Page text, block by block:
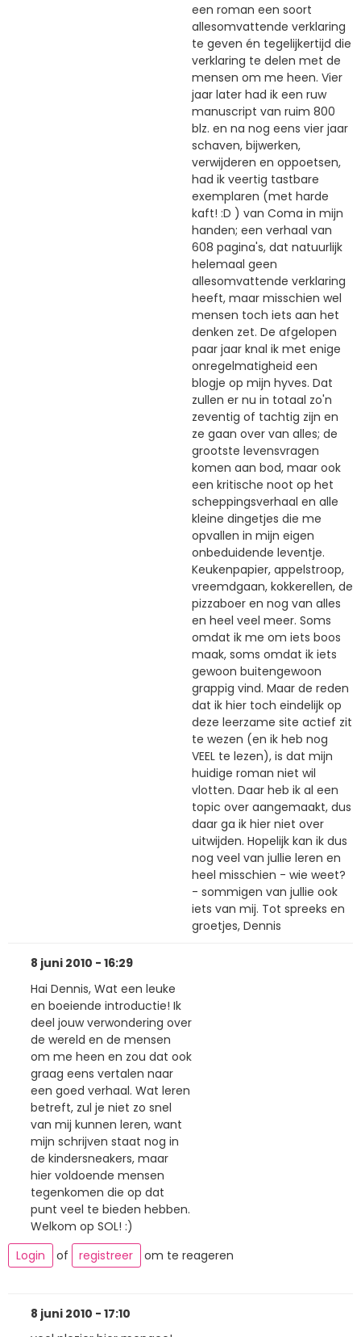
een roman een soort
allesomvattende verklaring
te geven én tegelijkertijd die
verklaring te delen met de
mensen om me heen. Vier
jaar later had ik een ruw
manuscript van ruim 800
blz. en na nog eens vier jaar
schaven, bijwerken,
verwijderen en oppoetsen,
had ik veertig tastbare
exemplaren (met harde
kaft! :D ) van Coma in mijn
handen; een verhaal van
608 pagina's, dat natuurlijk
helemaal geen
allesomvattende verklaring
heeft, maar misschien wel
mensen toch iets aan het
denken zet. De afgelopen
paar jaar knal ik met enige
onregelmatigheid een
blogje op mijn hyves. Dat
zullen er nu in totaal zo'n
zeventig of tachtig zijn en
ze gaan over van alles; de
grootste levensvragen
komen aan bod, maar ook
een kritische noot op het
scheppingsverhaal en alle
kleine dingetjes die me
opvallen in mijn eigen
onbeduidende leventje.
Keukenpapier, appelstroop,
vreemdgaan, kokkerellen, de
pizzaboer en nog van alles
en heel veel meer. Soms
omdat ik me om iets boos
maak, soms omdat ik iets
gewoon buitengewoon
grappig vind. Maar de reden
dat ik hier toch eindelijk op
deze leerzame site actief zit
te wezen (en ik heb nog
VEEL te lezen), is dat mijn
huidige roman niet wil
vlotten. Daar heb ik al een
topic over aangemaakt, dus
daar ga ik hier niet over
uitwijden. Hopelijk kan ik dus
nog veel van jullie leren en
heel misschien - wie weet?
- sommigen van jullie ook
iets van mij. Tot spreeks en
groetjes, Dennis
8 juni 2010 - 16:29
Hai Dennis, Wat een leuke
en boeiende introductie! Ik
deel jouw verwondering over
de wereld en de mensen
om me heen en zou dat ook
graag eens vertalen naar
een goed verhaal. Wat leren
betreft, zul je niet zo snel
van mij kunnen leren, want
mijn schrijven staat nog in
de kindersneakers, maar
hier voldoende mensen
tegenkomen die op dat
punt veel te bieden hebben.
Welkom op SOL! :)
Login
of registreer om te reageren
8 juni 2010 - 17:10